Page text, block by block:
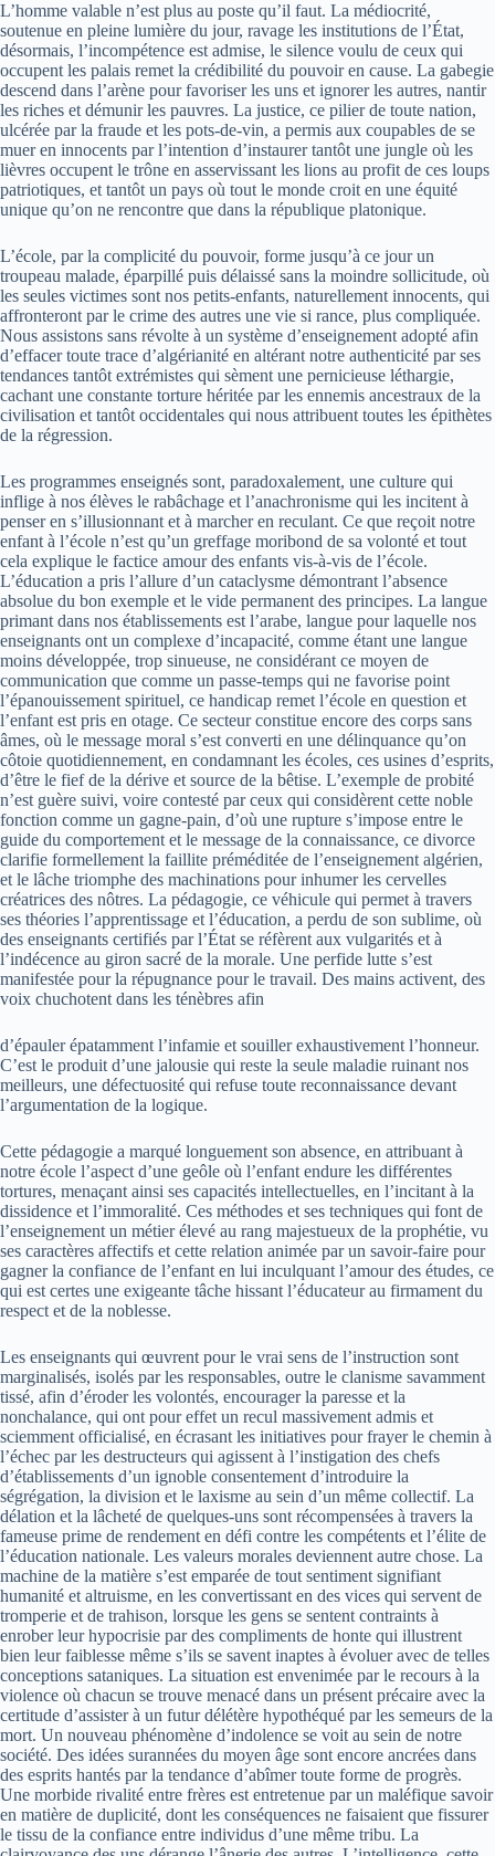
L’homme valable n’est plus au poste qu’il faut. La médiocrité,
soutenue en pleine lumière du jour, ravage les institutions de l’État,
désormais, l’incompétence est admise, le silence voulu de ceux qui
occupent les palais remet la crédibilité du pouvoir en cause. La gabegie
descend dans l’arène pour favoriser les uns et ignorer les autres, nantir
les riches et démunir les pauvres. La justice, ce pilier de toute nation,
ulcérée par la fraude et les pots-de-vin, a permis aux coupables de se
muer en innocents par l’intention d’instaurer tantôt une jungle où les
lièvres occupent le trône en asservissant les lions au profit de ces loups
patriotiques, et tantôt un pays où tout le monde croit en une équité
unique qu’on ne rencontre que dans la république platonique.
L’école, par la complicité du pouvoir, forme jusqu’à ce jour un
troupeau malade, éparpillé puis délaissé sans la moindre sollicitude, où
les seules victimes sont nos petits-enfants, naturellement innocents, qui
affronteront par le crime des autres une vie si rance, plus compliquée.
Nous assistons sans révolte à un système d’enseignement adopté afin
d’effacer toute trace d’algérianité en altérant notre authenticité par ses
tendances tantôt extrémistes qui sèment une pernicieuse léthargie,
cachant une constante torture héritée par les ennemis ancestraux de la
civilisation et tantôt occidentales qui nous attribuent toutes les épithètes
de la régression.
Les programmes enseignés sont, paradoxalement, une culture qui
inflige à nos élèves le rabâchage et l’anachronisme qui les incitent à
penser en s’illusionnant et à marcher en reculant. Ce que reçoit notre
enfant à l’école n’est qu’un greffage moribond de sa volonté et tout
cela explique le factice amour des enfants vis-à-vis de l’école.
L’éducation a pris l’allure d’un cataclysme démontrant l’absence
absolue du bon exemple et le vide permanent des principes. La langue
primant dans nos établissements est l’arabe, langue pour laquelle nos
enseignants ont un complexe d’incapacité, comme étant une langue
moins développée, trop sinueuse, ne considérant ce moyen de
communication que comme un passe-temps qui ne favorise point
l’épanouissement spirituel, ce handicap remet l’école en question et
l’enfant est pris en otage. Ce secteur constitue encore des corps sans
âmes, où le message moral s’est converti en une délinquance qu’on
côtoie quotidiennement, en condamnant les écoles, ces usines d’esprits,
d’être le fief de la dérive et source de la bêtise. L’exemple de probité
n’est guère suivi, voire contesté par ceux qui considèrent cette noble
fonction comme un gagne-pain, d’où une rupture s’impose entre le
guide du comportement et le message de la connaissance, ce divorce
clarifie formellement la faillite préméditée de l’enseignement algérien,
et le lâche triomphe des machinations pour inhumer les cervelles
créatrices des nôtres. La pédagogie, ce véhicule qui permet à travers
ses théories l’apprentissage et l’éducation, a perdu de son sublime, où
des enseignants certifiés par l’État se réfèrent aux vulgarités et à
l’indécence au giron sacré de la morale. Une perfide lutte s’est
manifestée pour la répugnance pour le travail. Des mains activent, des
voix chuchotent dans les ténèbres afin
d’épauler épatamment l’infamie et souiller exhaustivement l’honneur.
C’est le produit d’une jalousie qui reste la seule maladie ruinant nos
meilleurs, une défectuosité qui refuse toute reconnaissance devant
l’argumentation de la logique.
Cette pédagogie a marqué longuement son absence, en attribuant à
notre école l’aspect d’une geôle où l’enfant endure les différentes
tortures, menaçant ainsi ses capacités intellectuelles, en l’incitant à la
dissidence et l’immoralité. Ces méthodes et ses techniques qui font de
l’enseignement un métier élevé au rang majestueux de la prophétie, vu
ses caractères affectifs et cette relation animée par un savoir-faire pour
gagner la confiance de l’enfant en lui inculquant l’amour des études, ce
qui est certes une exigeante tâche hissant l’éducateur au firmament du
respect et de la noblesse.
Les enseignants qui œuvrent pour le vrai sens de l’instruction sont
marginalisés, isolés par les responsables, outre le clanisme savamment
tissé, afin d’éroder les volontés, encourager la paresse et la
nonchalance, qui ont pour effet un recul massivement admis et
sciemment officialisé, en écrasant les initiatives pour frayer le chemin à
l’échec par les destructeurs qui agissent à l’instigation des chefs
d’établissements d’un ignoble consentement d’introduire la
ségrégation, la division et le laxisme au sein d’un même collectif. La
délation et la lâcheté de quelques-uns sont récompensées à travers la
fameuse prime de rendement en défi contre les compétents et l’élite de
l’éducation nationale. Les valeurs morales deviennent autre chose. La
machine de la matière s’est emparée de tout sentiment signifiant
humanité et altruisme, en les convertissant en des vices qui servent de
tromperie et de trahison, lorsque les gens se sentent contraints à
enrober leur hypocrisie par des compliments de honte qui illustrent
bien leur faiblesse même s’ils se savent inaptes à évoluer avec de telles
conceptions sataniques. La situation est envenimée par le recours à la
violence où chacun se trouve menacé dans un présent précaire avec la
certitude d’assister à un futur délétère hypothéqué par les semeurs de la
mort. Un nouveau phénomène d’indolence se voit au sein de notre
société. Des idées surannées du moyen âge sont encore ancrées dans
des esprits hantés par la tendance d’abîmer toute forme de progrès.
Une morbide rivalité entre frères est entretenue par un maléfique savoir
en matière de duplicité, dont les conséquences ne faisaient que fissurer
le tissu de la confiance entre individus d’une même tribu. La